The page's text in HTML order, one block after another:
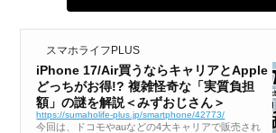
スマホライフPLUS
iPhone 17/Air買うならキャリアとApple
どっちがお得!? 複雑怪奇な「実質負担
額」の謎を解説＜みずおじさん＞
https://sumaholife-plus.jp/smartphone/42773/
今回は、ドコモやauなどの4大キャリアで販売され